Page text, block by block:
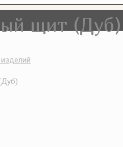
щит (Дуб)